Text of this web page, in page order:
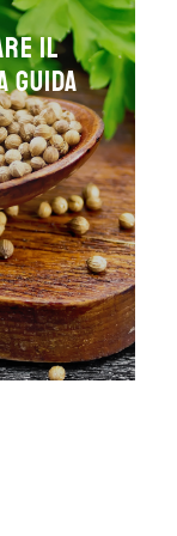
il
guida